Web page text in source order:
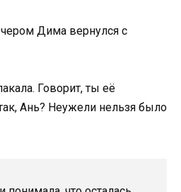
Дима вернулся с
Говорит, ты её
Ань? Неужели нельзя было